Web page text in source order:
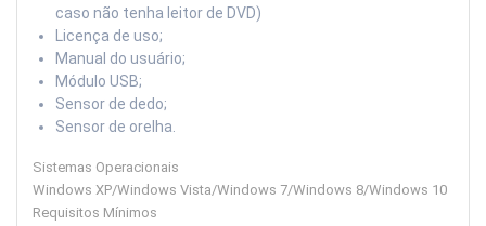
caso não tenha leitor de DVD)
Licença de uso;
Manual do usuário;
Módulo USB;
Sensor de dedo;
Sensor de orelha.
Sistemas Operacionais
Windows XP/Windows Vista/Windows 7/Windows 8/Windows 10
Requisitos Mínimos